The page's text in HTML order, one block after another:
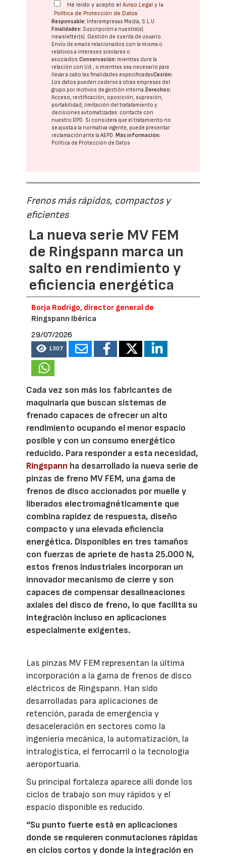
He leído y acepto elAviso Legal y la
Política de Protección de Datos
Responsable: Interempresas Media, S.L.U.
Finalidades: Suscripción a nuestra(s)
newsletter(s). Gestión de cuenta de usuario.
Envío de emails relacionados con la misma o
relativos a intereses similares o
asociados.Conservación: mientras dure la
relación con Ud., o mientras sea necesario para
llevar a cabo las finalidades especificadasCesión:
Los datos pueden cederse a otras empresas del
grupo por motivos de gestión interna.Derechos:
Acceso, rectificación, oposición, supresión,
portabilidad, limitación del tratatamiento y
decisiones automatizadas: contacte con
nuestro DPD . Si considera que el tratamiento no
se ajusta a la normativa vigente, puede presentar
reclamación ante laAEPD .Más información:
Política de Protección de Datos
Frenos más rápidos, compactos y
eficientes
La nueva serie MV FEM
de Ringspann marca un
salto en rendimiento y
eficiencia energética
Borja Rodrigo, director general de
Ringspann Ibérica
29/07/2026
1307
Cada vez son más los fabricantes de
maquinaria que buscan sistemas de
frenado capaces de ofrecer un alto
rendimiento ocupando el menor espacio
posible y con un consumo energético
reducido. Para responder a esta necesidad,
Ringspann ha desarrollado la nueva serie de
pinzas de freno MV FEM, una gama de
frenos de disco accionados por muelle y
liberados electromagnéticamente que
combina rapidez de respuesta, diseño
compacto y una elevada eficiencia
energética. Disponibles en tres tamaños
con fuerzas de apriete de hasta 25.000 N,
estos frenos industriales incorporan un
innovador mecanismo de cierre y son
capaces de compensar desalineaciones
axiales del disco de freno, lo que facilita su
integración incluso en aplicaciones
especialmente exigentes.
Las pinzas MV FEM representan la última
incorporación a la gama de frenos de disco
eléctricos de Ringspann. Han sido
desarrolladas para aplicaciones de
retención, parada de emergencia y
desaceleración en sectores como la
ingeniería mecánica, la automatización, la
intralogística, el ferrocarril o la tecnología
aeroportuaria.
Su principal fortaleza aparece allí donde los
ciclos de trabajo son muy rápidos y el
espacio disponible es reducido.
“Su punto fuerte está en aplicaciones
donde se requieren conmutaciones rápidas
en ciclos cortos y donde la integración en